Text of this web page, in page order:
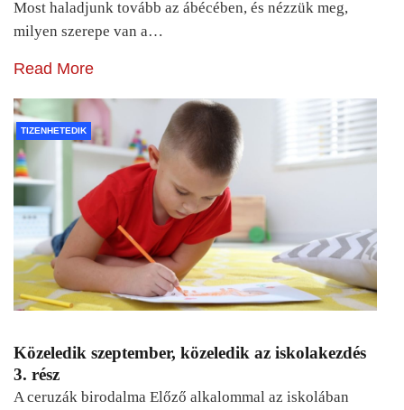
Most haladjunk tovább az ábécében, és nézzük meg,
milyen szerepe van a…
Read More
TIZENHETEDIK
Közeledik szeptember, közeledik az iskolakezdés
3. rész
A ceruzák birodalma Előző alkalommal az iskolában